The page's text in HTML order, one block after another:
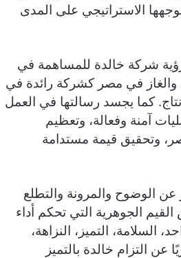
الاستراتيجي على المدى
شركة خالدة للمساهمة في
والغاز في مصر كشركة رائدة في
كما يجسد رسالتها في العمل
آمنة وفعالة، وتعظيم
وتحقيق قيمة مستدامة
الوضوح والمرونة والتطلع
الجوهرية التي تحكم أداء
السلامة، التميز، النزاهة،
عن التزام خالدة بالتميز